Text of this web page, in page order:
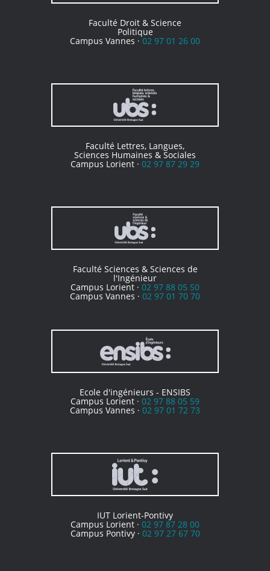
Faculté Droit & Science
Politique
Campus Vannes ·02 97 01 26 00
Faculté Lettres, Langues,
Sciences Humaines & Sociales
Campus Lorient · 02 97 87 29 29
Faculté Sciences & Sciences de
l'Ingénieur
Campus Lorient · 02 97 88 05 50
Campus Vannes · 02 97 01 70 70
Ecole d'ingénieurs - ENSIBS
Campus Lorient · 02 97 88 05 59
Campus Vannes · 02 97 01 72 73
IUT Lorient-Pontivy
Campus Lorient · 02 97 87 28 00
Campus Pontivy · 02 97 27 67 70